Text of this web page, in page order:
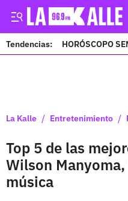
Tendencias: HORÓSCOPO
La Kalle / Entretenimiento /
Top 5 de las
Wilson
música